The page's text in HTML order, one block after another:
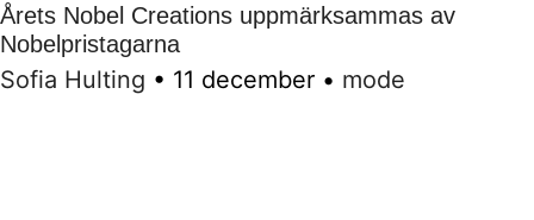
Årets Nobel Creations uppmärksammas av
Nobelpristagarna
Sofia Hulting • 11 december • mode